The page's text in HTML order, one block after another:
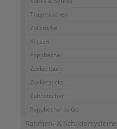
Tragetaschen
Zollstöcke
Kerzen
Pappbecher
Zuckertüten
Zuckersticks
Zahnstocher
Pappbecher to Go
Rahmen- & Schildersysteme